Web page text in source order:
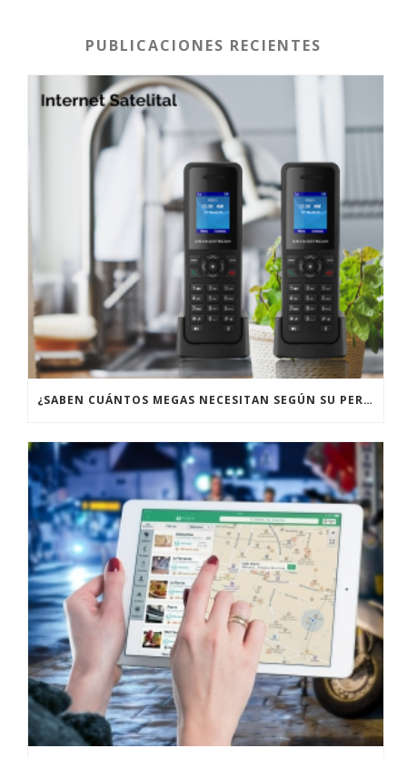
PUBLICACIONES RECIENTES
¿SABEN CUÁNTOS MEGAS NECESITAN SEGÚN SU PERFIL DE USUARIO?